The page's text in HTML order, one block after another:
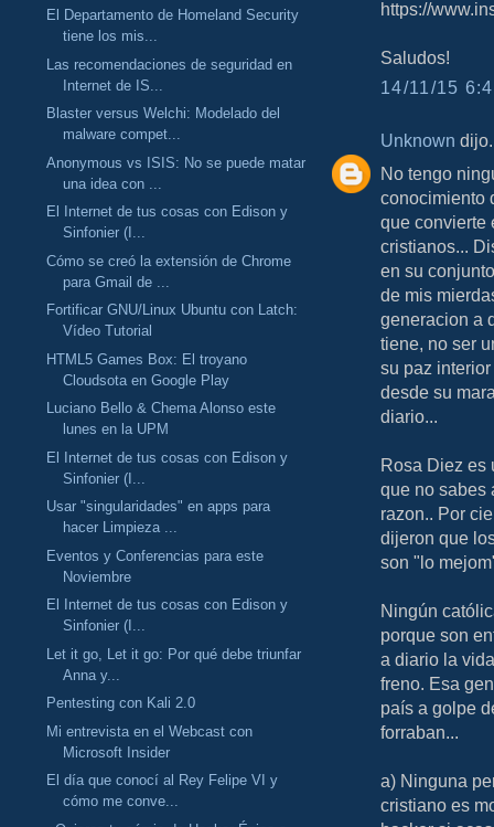
El Departamento de Homeland Security
tiene los mis...
Las recomendaciones de seguridad en
Internet de IS...
Blaster versus Welchi: Modelado del
malware compet...
Anonymous vs ISIS: No se puede matar
una idea con ...
El Internet de tus cosas con Edison y
Sinfonier (I...
Cómo se creó la extensión de Chrome
para Gmail de ...
Fortificar GNU/Linux Ubuntu con Latch:
Vídeo Tutorial
HTML5 Games Box: El troyano
Cloudsota en Google Play
Luciano Bello & Chema Alonso este
lunes en la UPM
El Internet de tus cosas con Edison y
Sinfonier (I...
Usar "singularidades" en apps para
hacer Limpieza ...
Eventos y Conferencias para este
Noviembre
El Internet de tus cosas con Edison y
Sinfonier (I...
Let it go, Let it go: Por qué debe triunfar
Anna y...
Pentesting con Kali 2.0
Mi entrevista en el Webcast con
Microsoft Insider
El día que conocí al Rey Felipe VI y
cómo me conve...
https://
Saludos!
14/11/15
Unknown
No tengo
conocimiento
que convierte
cristianos...
en su
de mis
generacion a
tiene, no ser
su paz
desde su
diario...
Rosa Diez es
que no sabes
razon.. Por
dijeron que
son "lo
Ningún
porque son
a diario la
freno. Esa
país a golpe
forraban...
a) Ninguna
cristiano es